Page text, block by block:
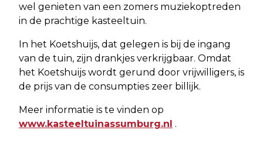
wel genieten van een zomers muziekoptreden
in de prachtige kasteeltuin.
In het Koetshuijs, dat gelegen is bij de ingang
van de tuin, zijn drankjes verkrijgbaar. Omdat
het Koetshuijs wordt gerund door vrijwilligers, is
de prijs van de consumpties zeer billijk.
Meer informatie is te vinden op
www.kasteeltuinassumburg.nl .